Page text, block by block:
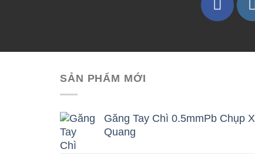
SẢN PHẨM MỚI
Găng Tay Chì 0.5mmPb Chụp X
Quang